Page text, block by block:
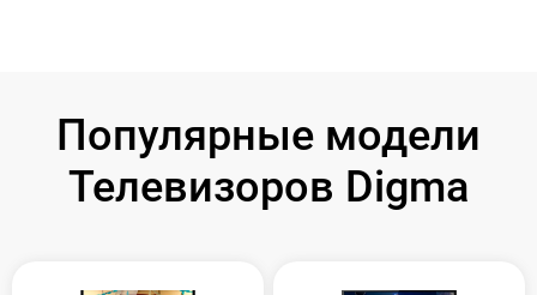
Популярные модели
Телевизоров Digma